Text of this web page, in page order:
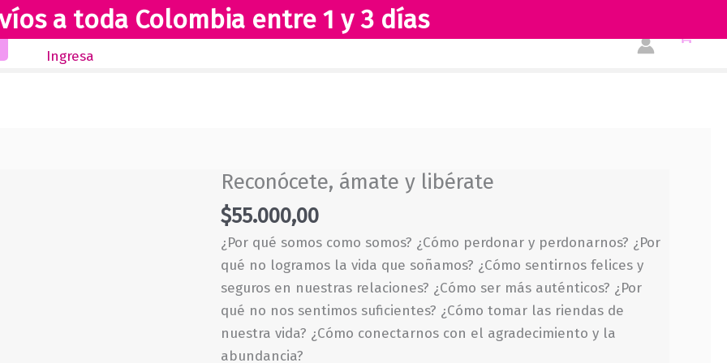
a toda Colombia entre 1 y 3 días
Inicio Novedades Revista Club Lectores Tienda
Ingresa
Reconócete, ámate y libérate
$55.000,00
¿Por qué somos como somos? ¿Cómo perdonar y perdonarnos? ¿Por
qué no logramos la vida que soñamos? ¿Cómo sentirnos felices y
seguros en nuestras relaciones? ¿Cómo ser más auténticos? ¿Por
qué no nos sentimos suficientes? ¿Cómo tomar las riendas de
nuestra vida? ¿Cómo conectarnos con el agradecimiento y la
abundancia?